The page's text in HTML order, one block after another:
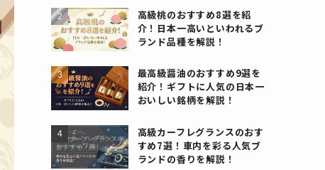
高級桃のおすすめ8選を紹
介！日本一高いといわれるブ
ランド品種を解説！
最高級醤油のおすすめ9選を
紹介！ギフトに人気の日本一
おいしい銘柄を解説！
高級カーフレグランスのおす
すめ7選！車内を彩る人気ブ
ランドの香りを解説！